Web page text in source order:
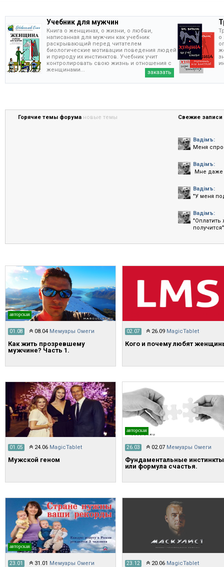
Учебник для мужчин
Книга о женщинах, о жизни, о любви,
написанная для мужчин как учебник
раскрывающий перед читателем
биологические мотивации поведения людей
и природу их инстинктов. Учебник учит
контролировать свою жизнь и отношения с
женщинами...
заказать
о
Горячие темы форума новые темы Свежие записи
Вадiмъ:
Меня
Вадiмъ:
Мне даже
Вадiмъ:
"У меня
Вадiмъ:
авторская
01.08 08.04 Мемуары Омеги
​Как жить прозревшему
мужчине? Часть 1.
02.07 26.09 MagicTablet
Кого и почему любят
01.05 24.06 MagicTablet
Мужской геном
авторская
26.03 02.07 Мемуары Омеги
Фундаментальные инстинкты
или формула счастья.
авторская
23.01 31.01 Мемуары Омеги 23.12 20.06 MagicTablet